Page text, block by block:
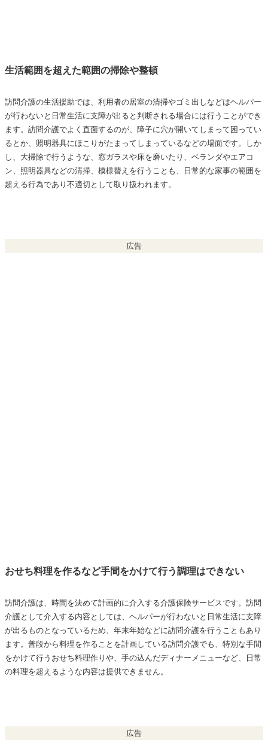
生活範囲を超えた範囲の掃除や整頓
訪問介護の生活援助では、利用者の居室の清掃やゴミ出しなどはヘルパー
が行わないと日常生活に支障が出ると判断される場合には行うことができ
ます。訪問介護でよく直面するのが、障子に穴が開いてしまって困ってい
るとか、照明器具にほこりがたまってしまっているなどの場面です。しか
し、大掃除で行うような、窓ガラスや床を磨いたり、ベランダやエアコ
ン、照明器具などの清掃、模様替えを行うことも、日常的な家事の範囲を
超える行為であり不適切として取り扱われます。
広告
おせち料理を作るなど手間をかけて行う調理はできない
訪問介護は、時間を決めて計画的に介入する介護保険サービスです。訪問
介護として介入する内容としては、ヘルパーが行わないと日常生活に支障
が出るものとなっているため、年末年始などに訪問介護を行うこともあり
ます。普段から料理を作ることを計画している訪問介護でも、特別な手間
をかけて行うおせち料理作りや、手の込んだディナーメニューなど、日常
の料理を超えるような内容は提供できません。
広告